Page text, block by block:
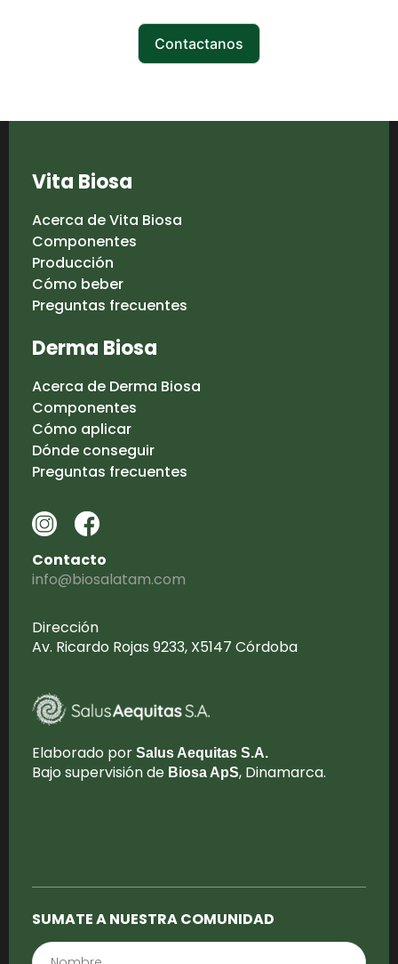
Contactanos
Vita Biosa
Acerca de Vita Biosa
Componentes
Producción
Cómo beber
Preguntas frecuentes
Derma Biosa
Acerca de Derma Biosa
Componentes
Cómo aplicar
Dónde conseguir
Preguntas frecuentes
Contacto
info@biosalatam.com
Dirección
Av. Ricardo Rojas 9233, X5147 Córdoba
Elaborado por Salus Aequitas S.A.
Bajo supervisión de Biosa ApS, Dinamarca.
SUMATE A NUESTRA COMUNIDAD